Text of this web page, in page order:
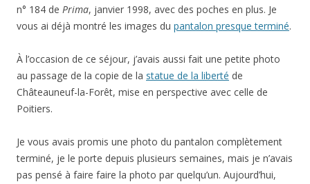
n° 184 de Prima, janvier 1998, avec des poches en plus. Je
vous ai déjà montré les images du pantalon presque terminé.
À l’occasion de ce séjour, j’avais aussi fait une petite photo
au passage de la copie de la statue de la liberté de
Châteauneuf-la-Forêt, mise en perspective avec celle de
Poitiers.
Je vous avais promis une photo du pantalon complètement
terminé, je le porte depuis plusieurs semaines, mais je n’avais
pas pensé à faire faire la photo par quelqu’un. Aujourd’hui,